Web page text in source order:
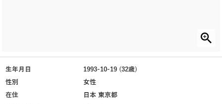
生年月日
1993-10-19 (32歳)
性別
女性
在住
日本 東京都